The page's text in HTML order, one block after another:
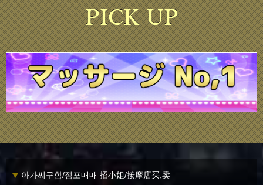
아가씨구함/점포매매 招小姐/按摩店买,卖